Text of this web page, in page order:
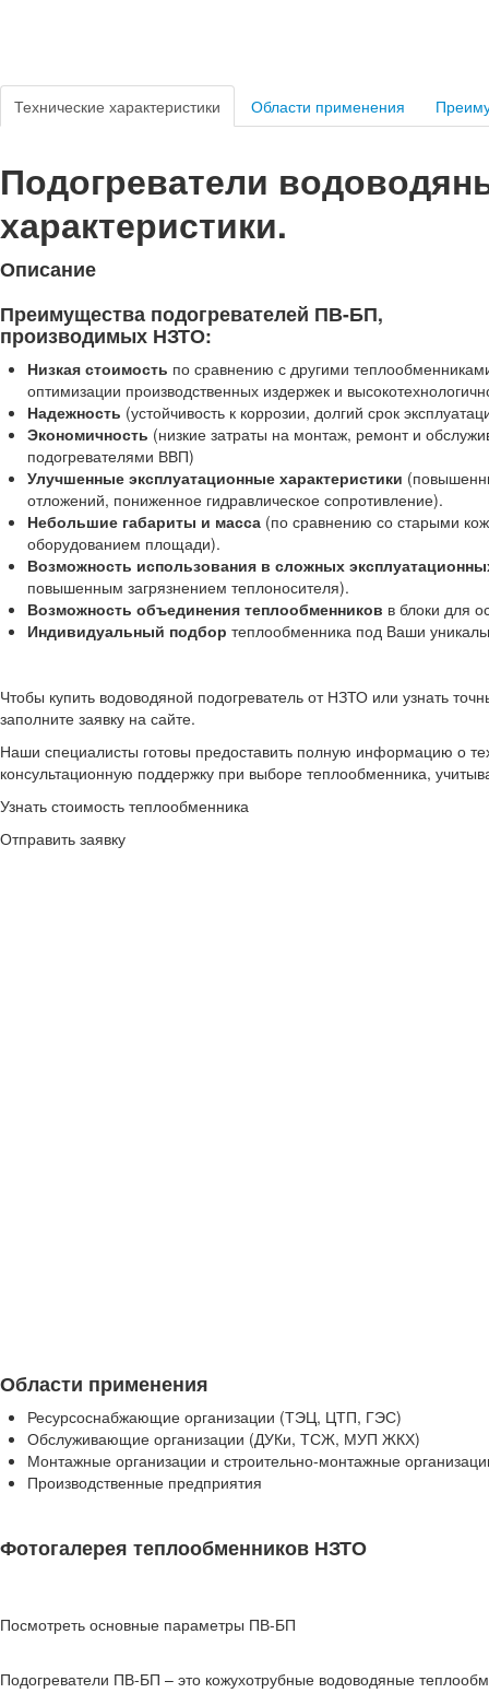
Технические характеристики Области применения
Подогреватели
характеристики.
Описание
Преимущества подогревателей ПВ-БП,
производимых НЗТО:
Низкая стоимость по сравнению с другими
оптимизации производственных издержек и
Надежность (устойчивость к коррозии, долгий срок
Экономичность (низкие затраты на монтаж, ремонт и
подогревателями ВВП)
Улучшенные эксплуатационные характеристики
отложений, пониженное гидравлическое сопротивление).
Небольшие габариты и масса (по сравнению со старыми
оборудованием площади).
Возможность использования в сложных
повышенным загрязнением теплоносителя).
Возможность объединения теплообменников в блоки для
Индивидуальный подбор теплообменника под Ваши
Чтобы купить водоводяной подогреватель от НЗТО или узнать
заполните заявку на сайте.
Наши специалисты готовы предоставить полную информацию о
консультационную поддержку при выборе теплообменника,
Узнать стоимость теплообменника
Отправить заявку
Области применения
Ресурсоснабжающие организации (ТЭЦ, ЦТП, ГЭС)
Обслуживающие организации (ДУКи, ТСЖ, МУП ЖКХ)
Монтажные организации и строительно-монтажные
Производственные предприятия
Фотогалерея теплообменников НЗТО
Посмотреть основные параметры ПВ-БП
Подогреватели ПВ-БП – это кожухотрубные водоводяные